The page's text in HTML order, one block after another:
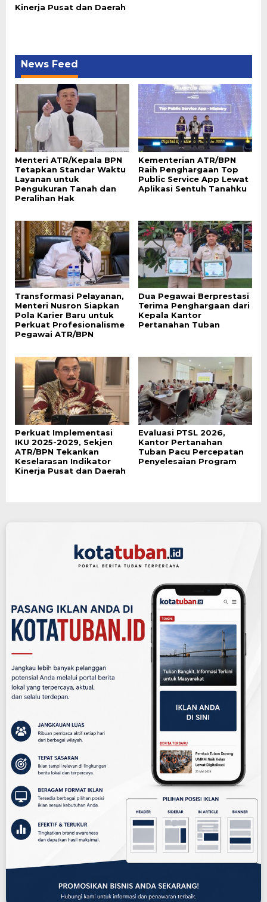
Kinerja Pusat dan Daerah
News Feed
Menteri ATR/Kepala BPN
Tetapkan Standar Waktu
Layanan untuk
Pengukuran Tanah dan
Peralihan Hak
Kementerian ATR/BPN
Raih Penghargaan Top
Public Service App Lewat
Aplikasi Sentuh Tanahku
Transformasi Pelayanan,
Menteri Nusron Siapkan
Pola Karier Baru untuk
Perkuat Profesionalisme
Pegawai ATR/BPN
Dua Pegawai Berprestasi
Terima Penghargaan dari
Kepala Kantor
Pertanahan Tuban
Perkuat Implementasi
IKU 2025-2029, Sekjen
ATR/BPN Tekankan
Keselarasan Indikator
Kinerja Pusat dan Daerah
Evaluasi PTSL 2026,
Kantor Pertanahan
Tuban Pacu Percepatan
Penyelesaian Program